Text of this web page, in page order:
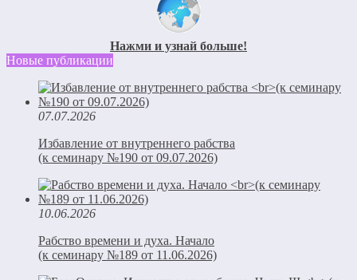
Нажми и узнай больше!
Новые публикации
07.07.2026
Избавление от внутреннего рабства
(к семинару №190 от 09.07.2026)
10.06.2026
Рабство времени и духа. Начало
(к семинару №189 от 11.06.2026)